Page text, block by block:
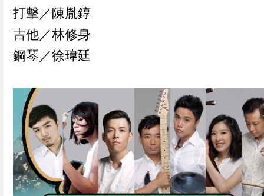
打擊／陳胤錞
吉他／林修身
鋼琴／徐瑋廷